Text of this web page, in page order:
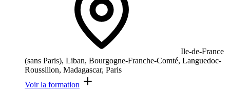
Ile-de-France
(sans Paris), Liban, Bourgogne-Franche-Comté, Languedoc-
Roussillon, Madagascar, Paris
Voir la formation